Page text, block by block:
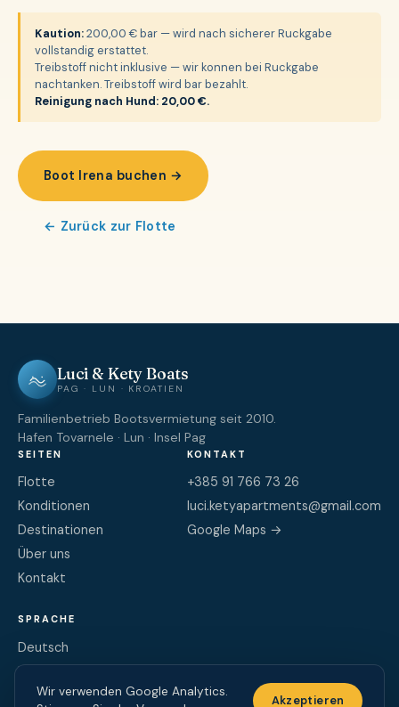
Kaution:200,00 € bar — wird nach sicherer Ruckgabe
vollstandig erstattet.
Treibstoff nicht inklusive — wir konnen bei Ruckgabe
nachtanken. Treibstoff wird bar bezahlt.
Reinigung nach Hund: 20,00 €.
Boot Irena buchen →
← Zurück zur Flotte
Luci & Kety Boats
PAG · LUN · KROATIEN
Familienbetrieb Bootsvermietung seit 2010.
Hafen Tovarnele · Lun · Insel Pag
SEITEN
Flotte
Konditionen
Destinationen
Über uns
Kontakt
KONTAKT
+385 91 766 73 26
luci.ketyapartments@gmail.com
Google Maps →
SPRACHE
Deutsch
English
Hrvatski
Wir verwenden Google Analytics.
Akzeptieren